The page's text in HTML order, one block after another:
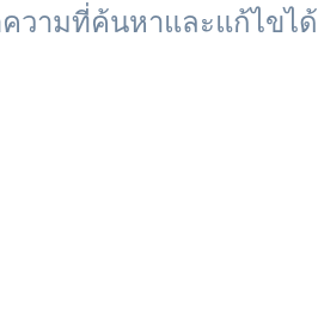
วามที่ค้นหาและแก้ไขได้